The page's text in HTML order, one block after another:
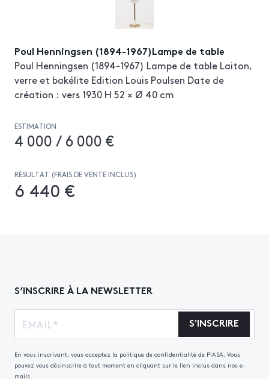
Poul Henningsen (1894-1967)Lampe de table
Poul Henningsen (1894-1967) Lampe de table Laiton,
verre et bakélite Edition Louis Poulsen Date de
création : vers 1930 H 52 × Ø 40 cm
ESTIMATION
4 000 / 6 000 €
RÉSULTAT (FRAIS DE VENTE INCLUS)
6 440 €
S’INSCRIRE À LA NEWSLETTER
S'INSCRIRE
En vous inscrivant, vous acceptez la politique de confidentialité de PIASA, Vous
pouvez vous désinscrire à tout moment en cliquant sur le lien inclus dans nos e-
mails.